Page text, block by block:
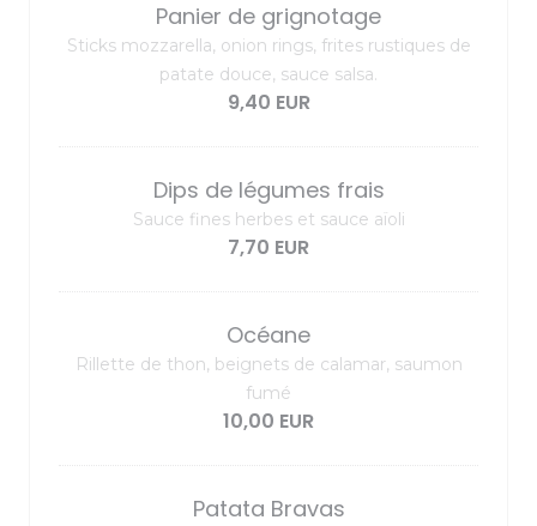
Panier de grignotage
Sticks mozzarella, onion rings, frites rustiques de
patate douce, sauce salsa.
9,40 EUR
Dips de légumes frais
Sauce fines herbes et sauce aïoli
7,70 EUR
Océane
Rillette de thon, beignets de calamar, saumon
fumé
10,00 EUR
Patata Bravas